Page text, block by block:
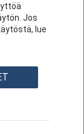
13. Koulutus on
jossa on
Jos
lue